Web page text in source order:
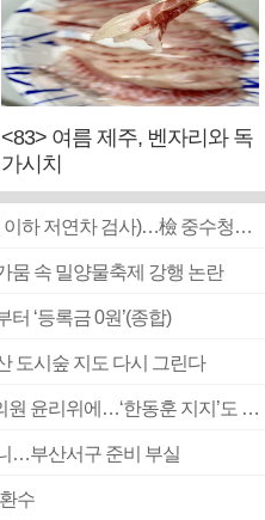
<83> 여름 제주, 벤자리와 독
가시치
■ 검사 신분 버리고 직급하향(10년 이하 저연차 검사)…檢 중수청행 기피
속 밀양물축제 강행 논란
‘등록금 0원’(종합)
도시숲 지도 다시 그린다
■ 국힘 부산시당, ‘정이한 조력’ 시의원 윤리위에…‘한동훈 지지’도 신고접수
…부산서구 준비 부실
수